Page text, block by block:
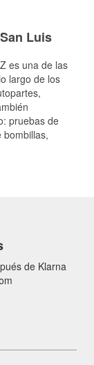
Luis
es una de las
largo de los
pruebas de
bombillas,
de Klarna